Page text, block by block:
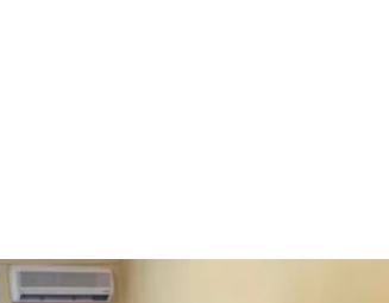
Семья россиян-нелегалов